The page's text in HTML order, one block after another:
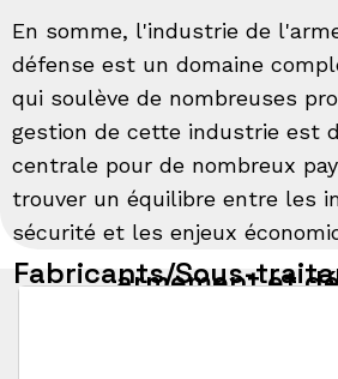
En somme, l'industrie de
défense est un domaine
qui soulève de nombreuses
gestion de cette industrie est
centrale pour de nombreux
trouver un équilibre entre les
sécurité et les enjeux
Fabricants/Sous-
armement et